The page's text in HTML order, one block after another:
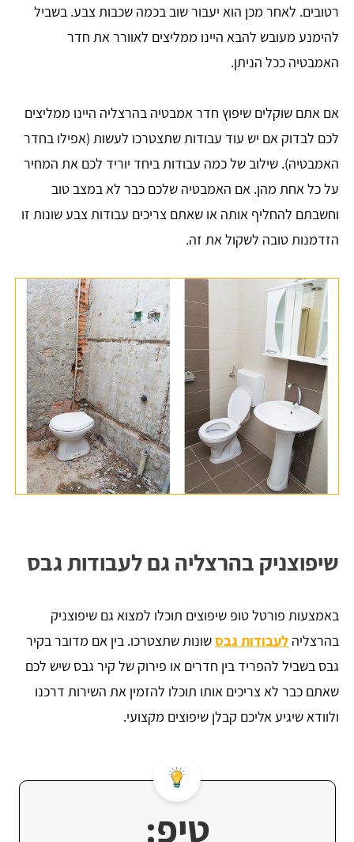
רטובים. לאחר מכן הוא יעבור שוב בכמה שכבות צבע. בשביל
להימנע מעובש להבא היינו ממליצים לאוורר את חדר
האמבטיה ככל הניתן.
אם אתם שוקלים שיפוץ חדר אמבטיה בהרצליה היינו ממליצים
לכם לבדוק אם יש עוד עבודות שתצטרכו לעשות (אפילו בחדר
האמבטיה). שילוב של כמה עבודות ביחד יוריד לכם את המחיר
על כל אחת מהן. אם האמבטיה שלכם כבר לא במצב טוב
וחשבתם להחליף אותה או שאתם צריכים עבודות צבע שונות זו
הזדמנות טובה לשקול את זה.
שיפוצניק בהרצליה גם לעבודות גבס
באמצעות פורטל טופ שיפוצים תוכלו למצוא גם שיפוצניק
בהרצליה לעבודות גבסשונות שתצטרכו. בין אם מדובר בקיר
גבס בשביל להפריד בין חדרים או פירוק של קיר גבס שיש לכם
שאתם כבר לא צריכים אותו תוכלו להזמין את השירות דרכנו
ולוודא שיגיע אליכם קבלן שיפוצים מקצועי.
טיפ: